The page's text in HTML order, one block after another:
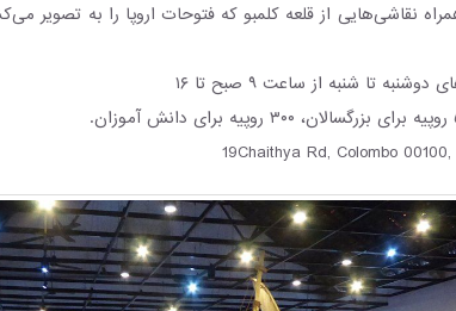
نقاشی‌هایی از قلعه کلمبو که فتوحات اروپا را به تصویر
دوشنبه تا شنبه از ساعت ۹ صبح تا ۱۶